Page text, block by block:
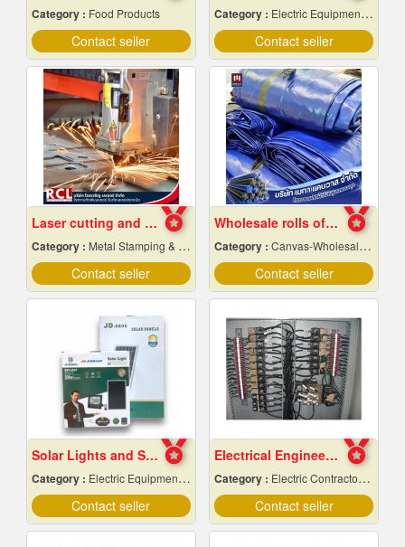
Category : Food Products
Contact seller
Category : Electric Equipment & Supplies-Wholesale & Manufacturers
Contact seller
Laser cutting and folding factory, Ayutthaya
Category : Metal Stamping & Cutting
Contact seller
Wholesale rolls of canvas, wholesale price
Category : Canvas-Wholesale & Manufacturers
Contact seller
Solar Lights and Solar Energy Equipment in Pattaya, Chonburi
Category : Electric Equipment & Supplies-Wholesale & Manufacturers
Contact seller
Electrical Engineering
Category : Electric Contractors-Industrial & Residential
Contact seller